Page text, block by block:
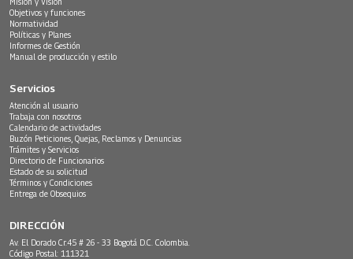
Objetivos y funciones
Normatividad
Políticas y Planes
Informes de Gestión
Manual de producción y estilo
Servicios
Atención al usuario
Trabaja con nosotros
Calendario de actividades
Buzón Peticiones, Quejas, Reclamos y Denuncias
Trámites y Servicios
Directorio de Funcionarios
Estado de su solicitud
Términos y Condiciones
Entrega de Obsequios
DIRECCIÓN
Av. El Dorado Cr.45 # 26 - 33 Bogotá D.C. Colombia.
Código Postal: 111321